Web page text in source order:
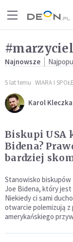
Najnowsze
5 lat temu WIARA I
Karol Kleczka
Biskupi USA
Bidena?
bardziej
Stanowisko biskupów
Joe Bidena, który jest
Niekiedy ci sami
otwarcie polemizują z
amerykańskiego